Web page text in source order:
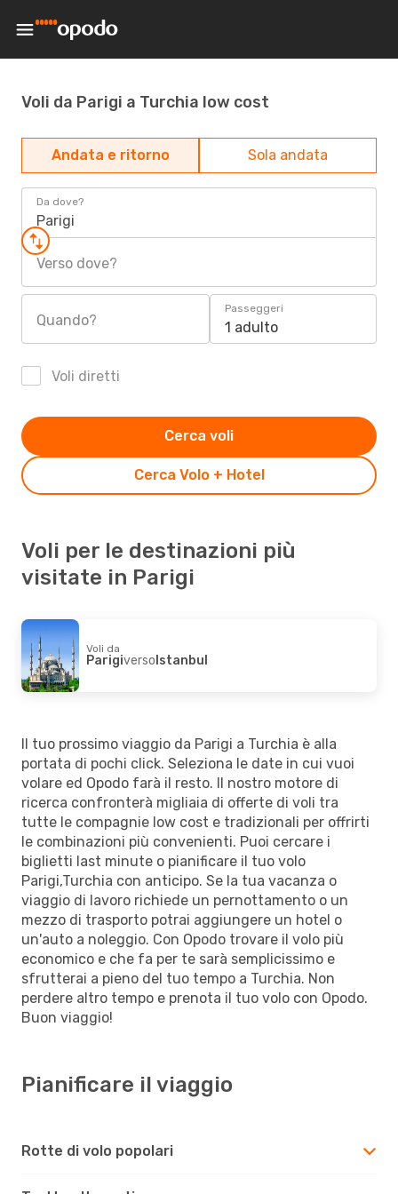
Voli da Parigi a Turchia low cost
Andata e ritorno Sola andata
Da dove?
Parigi
Verso dove?
Quando?
Passeggeri
1 adulto
Voli diretti
Cerca Volo + Hotel
Cerca voli
Voli per le destinazioni più
visitate in Parigi
Voli da
ParigiversoIstanbul
Il tuo prossimo viaggio da Parigi a Turchia è alla
portata di pochi click. Seleziona le date in cui vuoi
volare ed Opodo farà il resto. Il nostro motore di
ricerca confronterà migliaia di offerte di voli tra
tutte le compagnie low cost e tradizionali per offrirti
le combinazioni più convenienti. Puoi cercare i
biglietti last minute o pianificare il tuo volo
Parigi,Turchia con anticipo. Se la tua vacanza o
viaggio di lavoro richiede un pernottamento o un
mezzo di trasporto potrai aggiungere un hotel o
un'auto a noleggio. Con Opodo trovare il volo più
economico e che fa per te sarà semplicissimo e
sfrutterai a pieno del tuo tempo a Turchia. Non
perdere altro tempo e prenota il tuo volo con Opodo.
Buon viaggio!
Pianificare il viaggio
Rotte di volo popolari